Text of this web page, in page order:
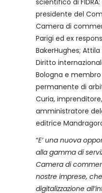
scientifico di
presidente del
Camera di
Parigi ed ex
BakerHughes;
Diritto
Bologna e
permanente di
Curia,
amministratore
editrice
“E’ una nuova
alla gamma di
Camera di
nostre imprese,
digitalizzazione